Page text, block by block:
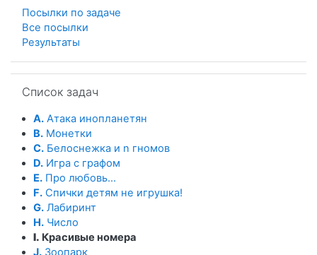
Посылки по задаче
Все посылки
Результаты
Список задач
A. Атака инопланетян
B. Монетки
C. Белоснежка и n гномов
D. Игра с графом
E. Про любовь...
F. Спички детям не игрушка!
G. Лабиринт
H. Число
I. Красивые номера
J. Зоопарк